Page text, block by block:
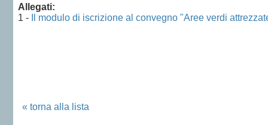
Allegati:
1 -
Il modulo di iscrizione al convegno "Aree verdi
« torna alla lista